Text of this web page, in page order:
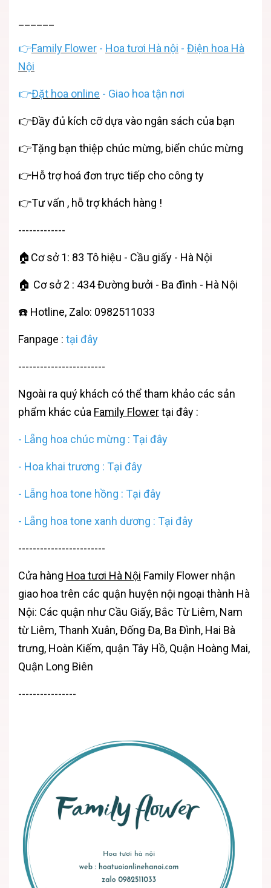
👉Family Flower - Hoa tươi Hà nội - Điện hoa Hà
Nội
👉Đặt hoa online - Giao hoa tận nơi
👉Đầy đủ kích cỡ dựa vào ngân sách của bạn
👉Tặng bạn thiệp chúc mừng, biển chúc mừng
👉Hỗ trợ hoá đơn trực tiếp cho công ty
👉Tư vấn , hỗ trợ khách hàng !
-------------
🏠Cơ sở 1: 83 Tô hiệu - Cầu giấy - Hà Nội
🏠 Cơ sở 2 : 434 Đường bưởi - Ba đình - Hà Nội
☎️ Hotline, Zalo: 0982511033
Fanpage : tại đây
------------------------
Ngoài ra quý khách có thể tham khảo các sản
phẩm khác của Family Flowertại đây :
- Lẵng hoa chúc mừng : Tại đây
- Hoa khai trương : Tại đây
- Lẵng hoa tone hồng : Tại đây
- Lẵng hoa tone xanh dương : Tại đây
------------------------
Cửa hàng Hoa tươi Hà Nội Family Flower nhận
giao hoa trên các quận huyện nội ngoại thành Hà
Nội: Các quận như Cầu Giấy, Bắc Từ Liêm, Nam
từ Liêm, Thanh Xuân, Đống Đa, Ba Đình, Hai Bà
trưng, Hoàn Kiếm, quận Tây Hồ, Quận Hoàng Mai,
Quận Long Biên
----------------